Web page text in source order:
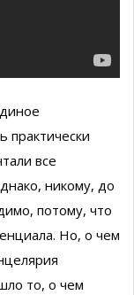
практически
все
никому, до
потому, что
Но, о чем
то, о чем